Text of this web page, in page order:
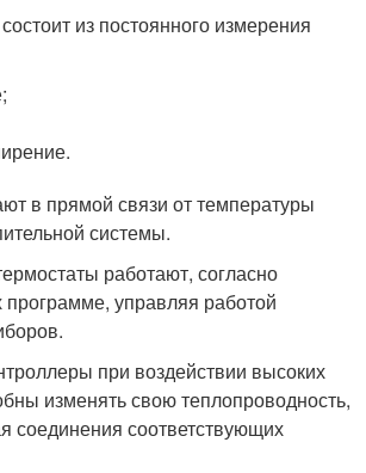
из постоянного измерения
в прямой связи от температуры
системы.
работают, согласно
управляя работой
при воздействии высоких
изменять свою теплопроводность,
соединения соответствующих